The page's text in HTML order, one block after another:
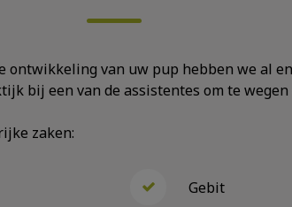
ontwikkeling van uw pup hebben we al
bij een van de assistentes om te
zaken:
Gebit